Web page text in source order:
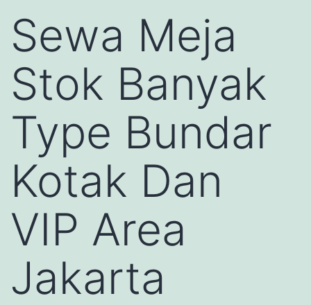
Sewa Meja
Stok Banyak
Type Bundar
Kotak Dan
VIP Area
Jakarta